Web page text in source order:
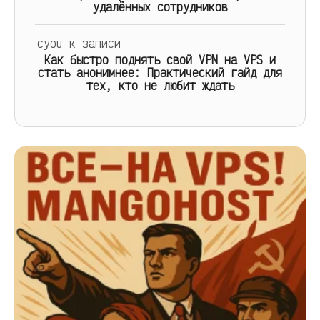
удалённых сотрудников
cyou к записи
Как быстро поднять свой VPN на VPS и
стать анонимнее: Практический гайд для
тех, кто не любит ждать